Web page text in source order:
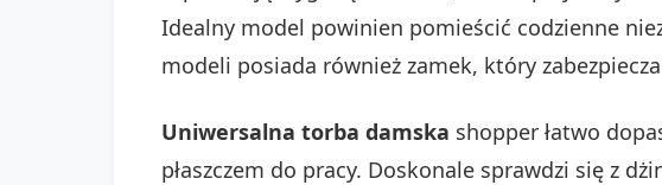
Idealny model powinien pomieścić codzienne
modeli posiada również zamek, który
Uniwersalna torba damska shopper łatwo
płaszczem do pracy. Doskonale sprawdzi się z